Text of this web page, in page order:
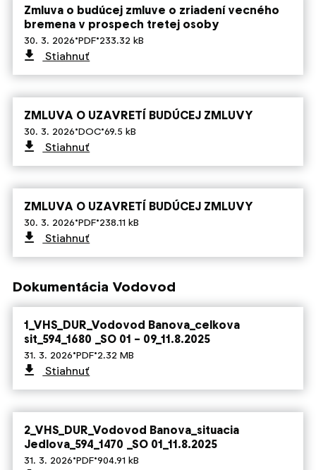
Zmluva o budúcej zmluve o zriadení vecného
bremena v prospech tretej osoby
30. 3. 2026·PDF·233.32 kB
Stiahnuť
ZMLUVA O UZAVRETÍ BUDÚCEJ ZMLUVY
30. 3. 2026·DOC·69.5 kB
Stiahnuť
ZMLUVA O UZAVRETÍ BUDÚCEJ ZMLUVY
30. 3. 2026·PDF·238.11 kB
Stiahnuť
Dokumentácia Vodovod
1_VHS_DUR_Vodovod Banova_celkova
sit_594_1680 _SO 01 – 09_11.8.2025
31. 3. 2026·PDF·2.32 MB
Stiahnuť
2_VHS_DUR_Vodovod Banova_situacia
Jedlova_594_1470 _SO 01_11.8.2025
31. 3. 2026·PDF·904.91 kB